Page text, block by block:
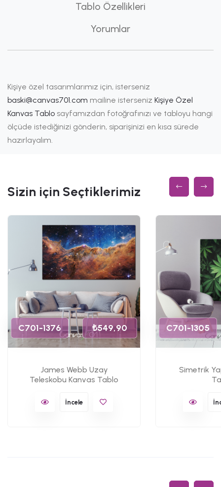
Tablo Özellikleri
Yorumlar
Kişiye özel tasarımlarımız için, isterseniz
baski@canvas701.com mailine isterseniz Kişiye Özel
Kanvas Tablo sayfamızdan fotoğrafınızı ve tabloyu hangi
ölçüde istediğinizi gönderin, siparişinizi en kısa sürede
hazırlayalım.
Sizin için Seçtiklerimiz
C701-1376 ₺549,90
James Webb Uzay
Teleskobu Kanvas Tablo
İncele
C701-1305
Simetrik